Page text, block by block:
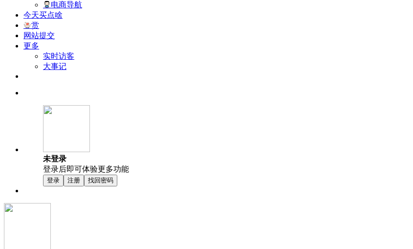
电商导航
今天买点啥
赏
网站提交
更多
实时访客
大事记
未登录
登录后即可体验更多功能
登录 注册 找回密码